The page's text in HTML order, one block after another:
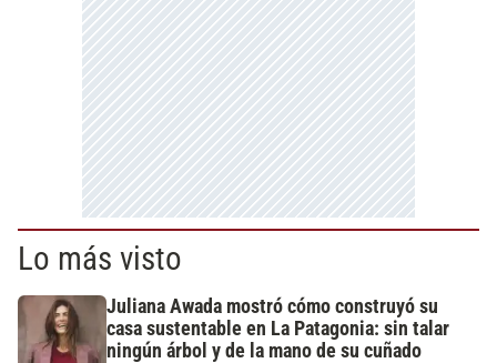
Lo más visto
Juliana Awada mostró cómo construyó su
casa sustentable en La Patagonia: sin talar
ningún árbol y de la mano de su cuñado